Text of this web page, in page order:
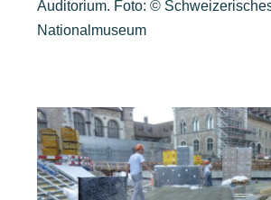
Auditorium. Foto: ©
Nationalmuseum